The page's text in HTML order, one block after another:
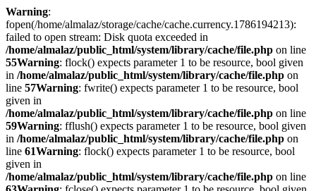
Warning:
fopen(/home/almalaz/storage/cache/cache.currency.1786194213):
failed to open stream: Disk quota exceeded in
/home/almalaz/public_html/system/library/cache/file.php on line
55Warning: flock() expects parameter 1 to be resource, bool given
in /home/almalaz/public_html/system/library/cache/file.php on
line 57Warning: fwrite() expects parameter 1 to be resource, bool
given in
/home/almalaz/public_html/system/library/cache/file.php on line
59Warning: fflush() expects parameter 1 to be resource, bool given
in /home/almalaz/public_html/system/library/cache/file.php on
line 61Warning: flock() expects parameter 1 to be resource, bool
given in
/home/almalaz/public_html/system/library/cache/file.php on line